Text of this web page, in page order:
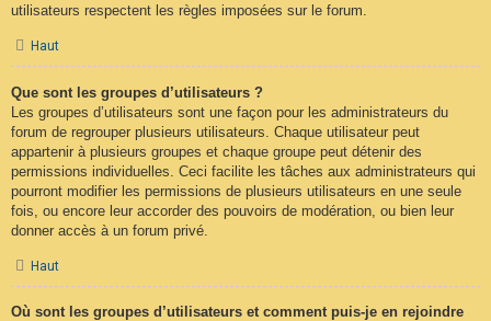
utilisateurs respectent les règles imposées sur le forum.
Haut
Que sont les groupes d’utilisateurs ?
Les groupes d’utilisateurs sont une façon pour les administrateurs du
forum de regrouper plusieurs utilisateurs. Chaque utilisateur peut
appartenir à plusieurs groupes et chaque groupe peut détenir des
permissions individuelles. Ceci facilite les tâches aux administrateurs qui
pourront modifier les permissions de plusieurs utilisateurs en une seule
fois, ou encore leur accorder des pouvoirs de modération, ou bien leur
donner accès à un forum privé.
Haut
Où sont les groupes d’utilisateurs et comment puis-je en rejoindre